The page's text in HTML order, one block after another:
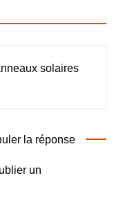
solaires
la réponse
un